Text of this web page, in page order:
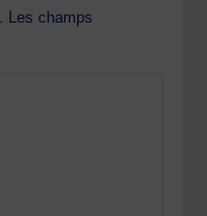
Les champs